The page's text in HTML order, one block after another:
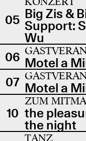
05 Big Zis &
Support:
Wu
06 Motel a
07 Motel a
10
ZUM
the
the night
TANZ